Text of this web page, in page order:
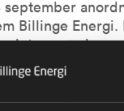
september
Billinge
intresserade